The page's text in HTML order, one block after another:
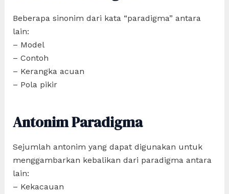
Beberapa sinonim dari kata “paradigma” antara
lain:
– Model
– Contoh
– Kerangka acuan
– Pola pikir
Antonim Paradigma
Sejumlah antonim yang dapat digunakan untuk
menggambarkan kebalikan dari paradigma antara
lain:
– Kekacauan